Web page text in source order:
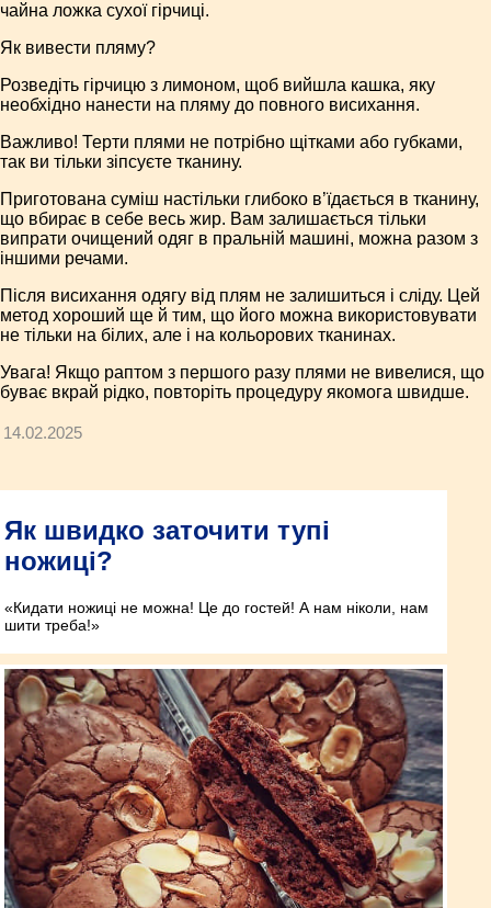
чайна ложка сухої гірчиці.
Як вивести пляму?
Розведіть гірчицю з лимоном, щоб вийшла кашка, яку
необхідно нанести на пляму до повного висихання.
Важливо! Терти плями не потрібно щітками або губками,
так ви тільки зіпсуєте тканину.
Приготована суміш настільки глибоко в’їдається в тканину,
що вбирає в себе весь жир. Вам залишається тільки
випрати очищений одяг в пральній машині, можна разом з
іншими речами.
Після висихання одягу від плям не залишиться і сліду. Цей
метод хороший ще й тим, що його можна використовувати
не тільки на білих, але і на кольорових тканинах.
Увага! Якщо раптом з першого разу плями не вивелися, що
буває вкрай рідко, повторіть процедуру якомога швидше.
14.02.2025
Як швидко заточити тупі
ножиці?
«Кидати ножиці не можна! Це до гостей! А нам ніколи, нам
шити треба!»